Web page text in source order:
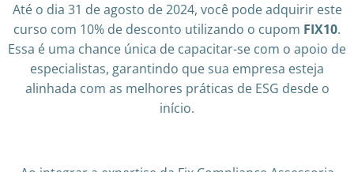
Até o dia 31 de agosto de 2024, você pode adquirir este
curso com 10% de desconto utilizando o cupom FIX10.
Essa é uma chance única de capacitar-se com o apoio de
especialistas, garantindo que sua empresa esteja
alinhada com as melhores práticas de ESG desde o
início.